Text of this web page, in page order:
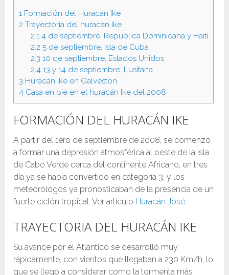
1 Formación del Huracán Ike
2 Trayectoria del huracán Ike
2.14 de septiembre, República Dominicana y Haití
2.2 5 de septiembre, Isla de Cuba
2.3 10 de septiembre, Estados Unidos
2.413 y 14 de septiembre, Lusitana
3 Huracán Ike en Galveston
4 Casa en pie en el huracán Ike del 2008
FORMACIÓN DEL HURACÁN IKE
A partir del 1ero de septiembre de 2008, se comenzó
a formar una depresión atmosférica al oeste de la Isla
de Cabo Verde cerca del continente Africano, en tres
día ya se había convertido en categoría 3, y los
meteorólogos ya pronosticaban de la presencia de un
fuerte ciclón tropical. Ver artículo Huracán José
TRAYECTORIA DEL HURACÁN IKE
Su avance por el Atlántico se desarrolló muy
rápidamente, con vientos que llegaban a 230 Km/h, lo
que se llegó a considerar como la tormenta más